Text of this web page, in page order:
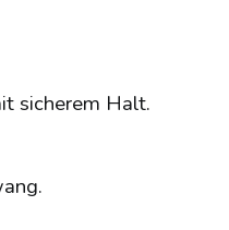
sicherem Halt.